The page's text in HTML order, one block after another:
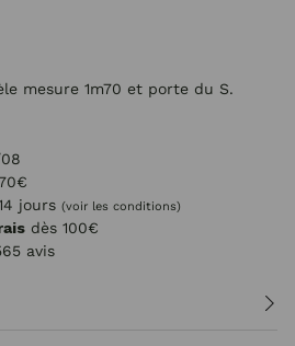
mesure 1m70 et porte du S.
jours (voir les conditions)
dès 100€
avis